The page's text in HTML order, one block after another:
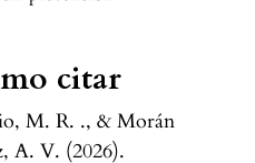
citar
M. R. ., & Morán
A. V. (2026).